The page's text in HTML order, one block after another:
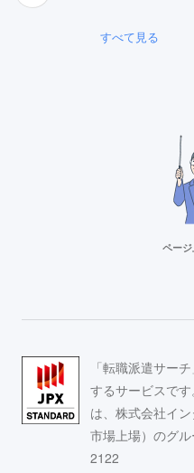
事務求人が
スタッフ
すべて見る
ページ
「転職派遣サー
するサービスで
は、株式会社イ
市場上場）のグ
2122